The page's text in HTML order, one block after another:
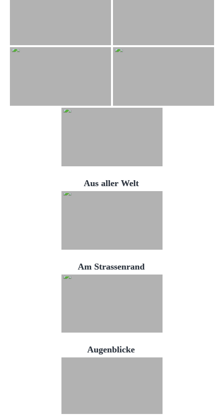
Aus aller Welt
Am Strassenrand
Augenblicke